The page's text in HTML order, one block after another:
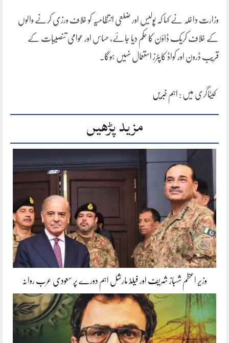
وزارت داخلہ نے کہا کہ پولیس اور ضلعی انتظامیہ کو خلاف ورزی کرنے والوں
کے خلاف کریک ڈاؤن کا حکم دیا جائے، حساس اور عوامی تنصیبات کے
قریب ڈرون اور کواڈ کاپٹرز استعمال نہیں ہوگا۔
کیٹاگری میں : اہم خبریں
مزید پڑھیں
وزیر اعظم شہباز شریف اور فیلڈ مارشل اہم دورے پر سعودی عرب روانہ